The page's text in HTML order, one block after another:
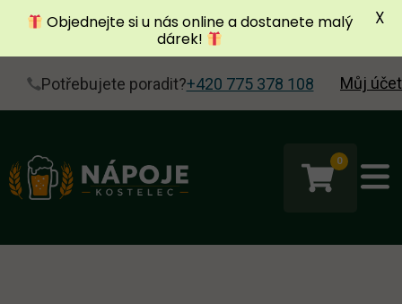
Potřebujete poradit?+420 775 378 108 Můj účet
0
Objednejte si u nás online a dostanete malý
dárek!
X